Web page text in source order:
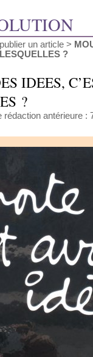
un article >
?
IDEES,
?
rédaction antérieure :